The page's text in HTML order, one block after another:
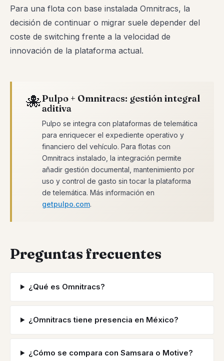
Para una flota con base instalada Omnitracs, la
decisión de continuar o migrar suele depender del
coste de switching frente a la velocidad de
innovación de la plataforma actual.
🐙Pulpo + Omnitracs: gestión integral
aditiva
Pulpo se integra con plataformas de telemática
para enriquecer el expediente operativo y
financiero del vehículo. Para flotas con
Omnitracs instalado, la integración permite
añadir gestión documental, mantenimiento por
uso y control de gasto sin tocar la plataforma
de telemática. Más información en
getpulpo.com.
Preguntas frecuentes
¿Qué es Omnitracs?
¿Omnitracs tiene presencia en México?
¿Cómo se compara con Samsara o Motive?